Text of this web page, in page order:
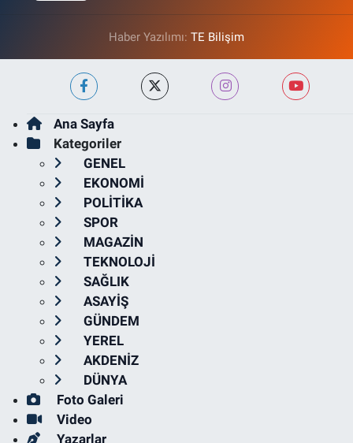
Haber Yazılımı: TE Bilişim
Ana Sayfa
Kategoriler
GENEL
EKONOMİ
POLİTİKA
SPOR
MAGAZİN
TEKNOLOJİ
SAĞLIK
ASAYİŞ
GÜNDEM
YEREL
AKDENİZ
DÜNYA
Foto Galeri
Video
Yazarlar